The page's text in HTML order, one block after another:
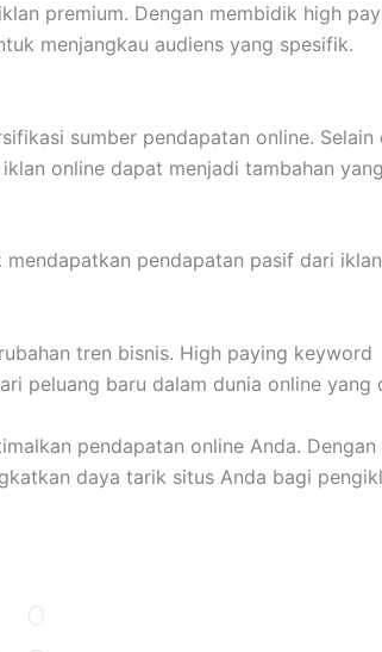
premium. Dengan membidik high
menjangkau audiens yang spesifik.
sumber pendapatan online. Selain
online dapat menjadi tambahan yang
pendapatan pasif dari
tren bisnis. High paying keyword
peluang baru dalam dunia online yang
pendapatan online Anda. Dengan
daya tarik situs Anda bagi